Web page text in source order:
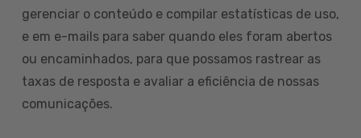
gerenciar o conteúdo e compilar estatísticas de uso,
e em e-mails para saber quando eles foram abertos
ou encaminhados, para que possamos rastrear as
taxas de resposta e avaliar a eficiência de nossas
comunicações.